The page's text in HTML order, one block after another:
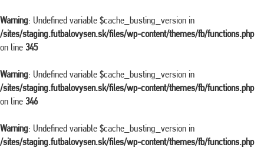
Warning: Undefined variable $cache_busting_version in
/sites/staging.futbalovysen.sk/files/wp-content/themes/fb/functions.php
on line 345
Warning: Undefined variable $cache_busting_version in
/sites/staging.futbalovysen.sk/files/wp-content/themes/fb/functions.php
on line 346
Warning: Undefined variable $cache_busting_version in
/sites/staging.futbalovysen.sk/files/wp-content/themes/fb/functions.php